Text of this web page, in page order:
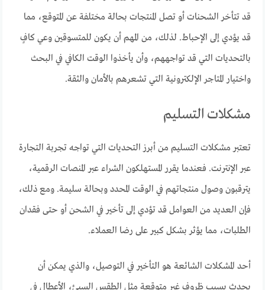
قد تتأخر الشحنات أو تصل المنتجات بحالة مختلفة عن المتوقع، مما
قد يؤدي إلى الإحباط. لذلك، من المهم أن يكون للمتسوقين وعي كافٍ
بالتحديات التي قد تواجههم، وأن يأخذوا الوقت الكافي في البحث
واختيار المتاجر الإلكترونية التي تشعرهم بالأمان والثقة.
مشكلات التسليم
تعتبر مشكلات التسليم من أبرز التحديات التي تواجه تجربة التجارة
عبر الإنترنت. فعندما يقرر المستهلكون الشراء عبر المنصات الرقمية،
يترقبون وصول منتجاتهم في الوقت المحدد وبحالة سليمة. ومع ذلك،
فإن العديد من العوامل قد تؤدي إلى تأخير في الشحن أو حتى فقدان
الطلبات، مما يؤثر بشكل كبير على رضا العملاء.
أحد المشكلات الشائعة هو التأخير في التوصيل، والذي يمكن أن
يحدث بسبب ظروف غير متوقعة مثل الطقس السيئ، الأعطال في